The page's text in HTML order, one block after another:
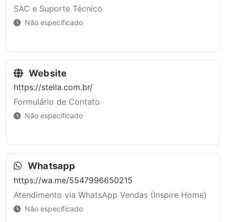
SAC e Suporte Técnico
Não especificado
Website
https://stella.com.br/
Formulário de Contato
Não especificado
Whatsapp
https://wa.me/5547996650215
Atendimento via WhatsApp Vendas (Inspire Home)
Não especificado